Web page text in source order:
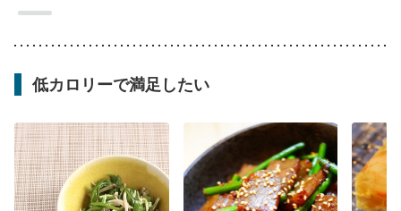
低カロリーで満足したい